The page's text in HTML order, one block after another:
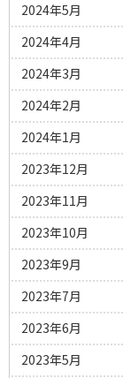
2024年5月
2024年4月
2024年3月
2024年2月
2024年1月
2023年12月
2023年11月
2023年10月
2023年9月
2023年7月
2023年6月
2023年5月